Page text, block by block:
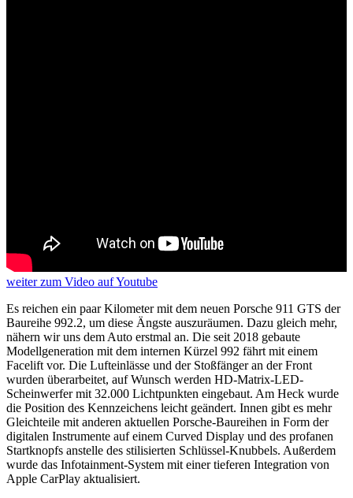
weiterzum Video auf Youtube
Es reichen ein paar Kilometer mit dem neuen Porsche 911 GTS der
Baureihe 992.2, um diese Ängste auszuräumen. Dazu gleich mehr,
nähern wir uns dem Auto erstmal an. Die seit 2018 gebaute
Modellgeneration mit dem internen Kürzel 992 fährt mit einem
Facelift vor. Die Lufteinlässe und der Stoßfänger an der Front
wurden überarbeitet, auf Wunsch werden HD-Matrix-LED-
Scheinwerfer mit 32.000 Lichtpunkten eingebaut. Am Heck wurde
die Position des Kennzeichens leicht geändert. Innen gibt es mehr
Gleichteile mit anderen aktuellen Porsche-Baureihen in Form der
digitalen Instrumente auf einem Curved Display und des profanen
Startknopfs anstelle des stilisierten Schlüssel-Knubbels. Außerdem
wurde das Infotainment-System mit einer tieferen Integration von
Apple CarPlay aktualisiert.